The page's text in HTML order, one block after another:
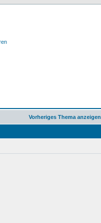
Vorheriges Thema anzeigen